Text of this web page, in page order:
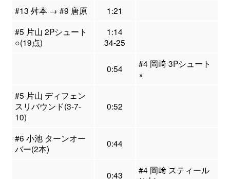
#13 舛本 → #9 唐原
1:21
#5 片山 2Pシュート
○(19点)
1:14
34-25
0:54
#4 岡﨑 3Pシュート
×
#5 片山 ディフェン
スリバウンド(3-7-
10)
0:52
#6 小池 ターンオー
バー(2本)
0:44
0:43
#4 岡﨑 スティール